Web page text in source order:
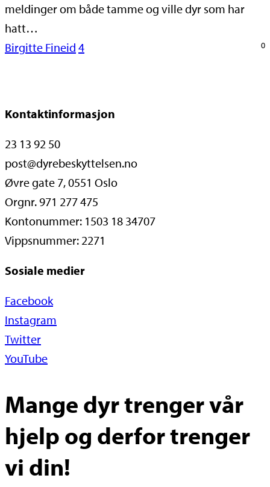
meldinger om både tamme og ville dyr som har
hatt…
Birgitte Fineid 4 0
Kontaktinformasjon
23 13 92 50
post@dyrebeskyttelsen.no
Øvre gate 7, 0551 Oslo
Orgnr. 971 277 475
Kontonummer: 1503 18 34707
Vippsnummer: 2271
Sosiale medier
Facebook
Instagram
Twitter
YouTube
Mange dyr trenger vår
hjelp og derfor trenger
vi din!